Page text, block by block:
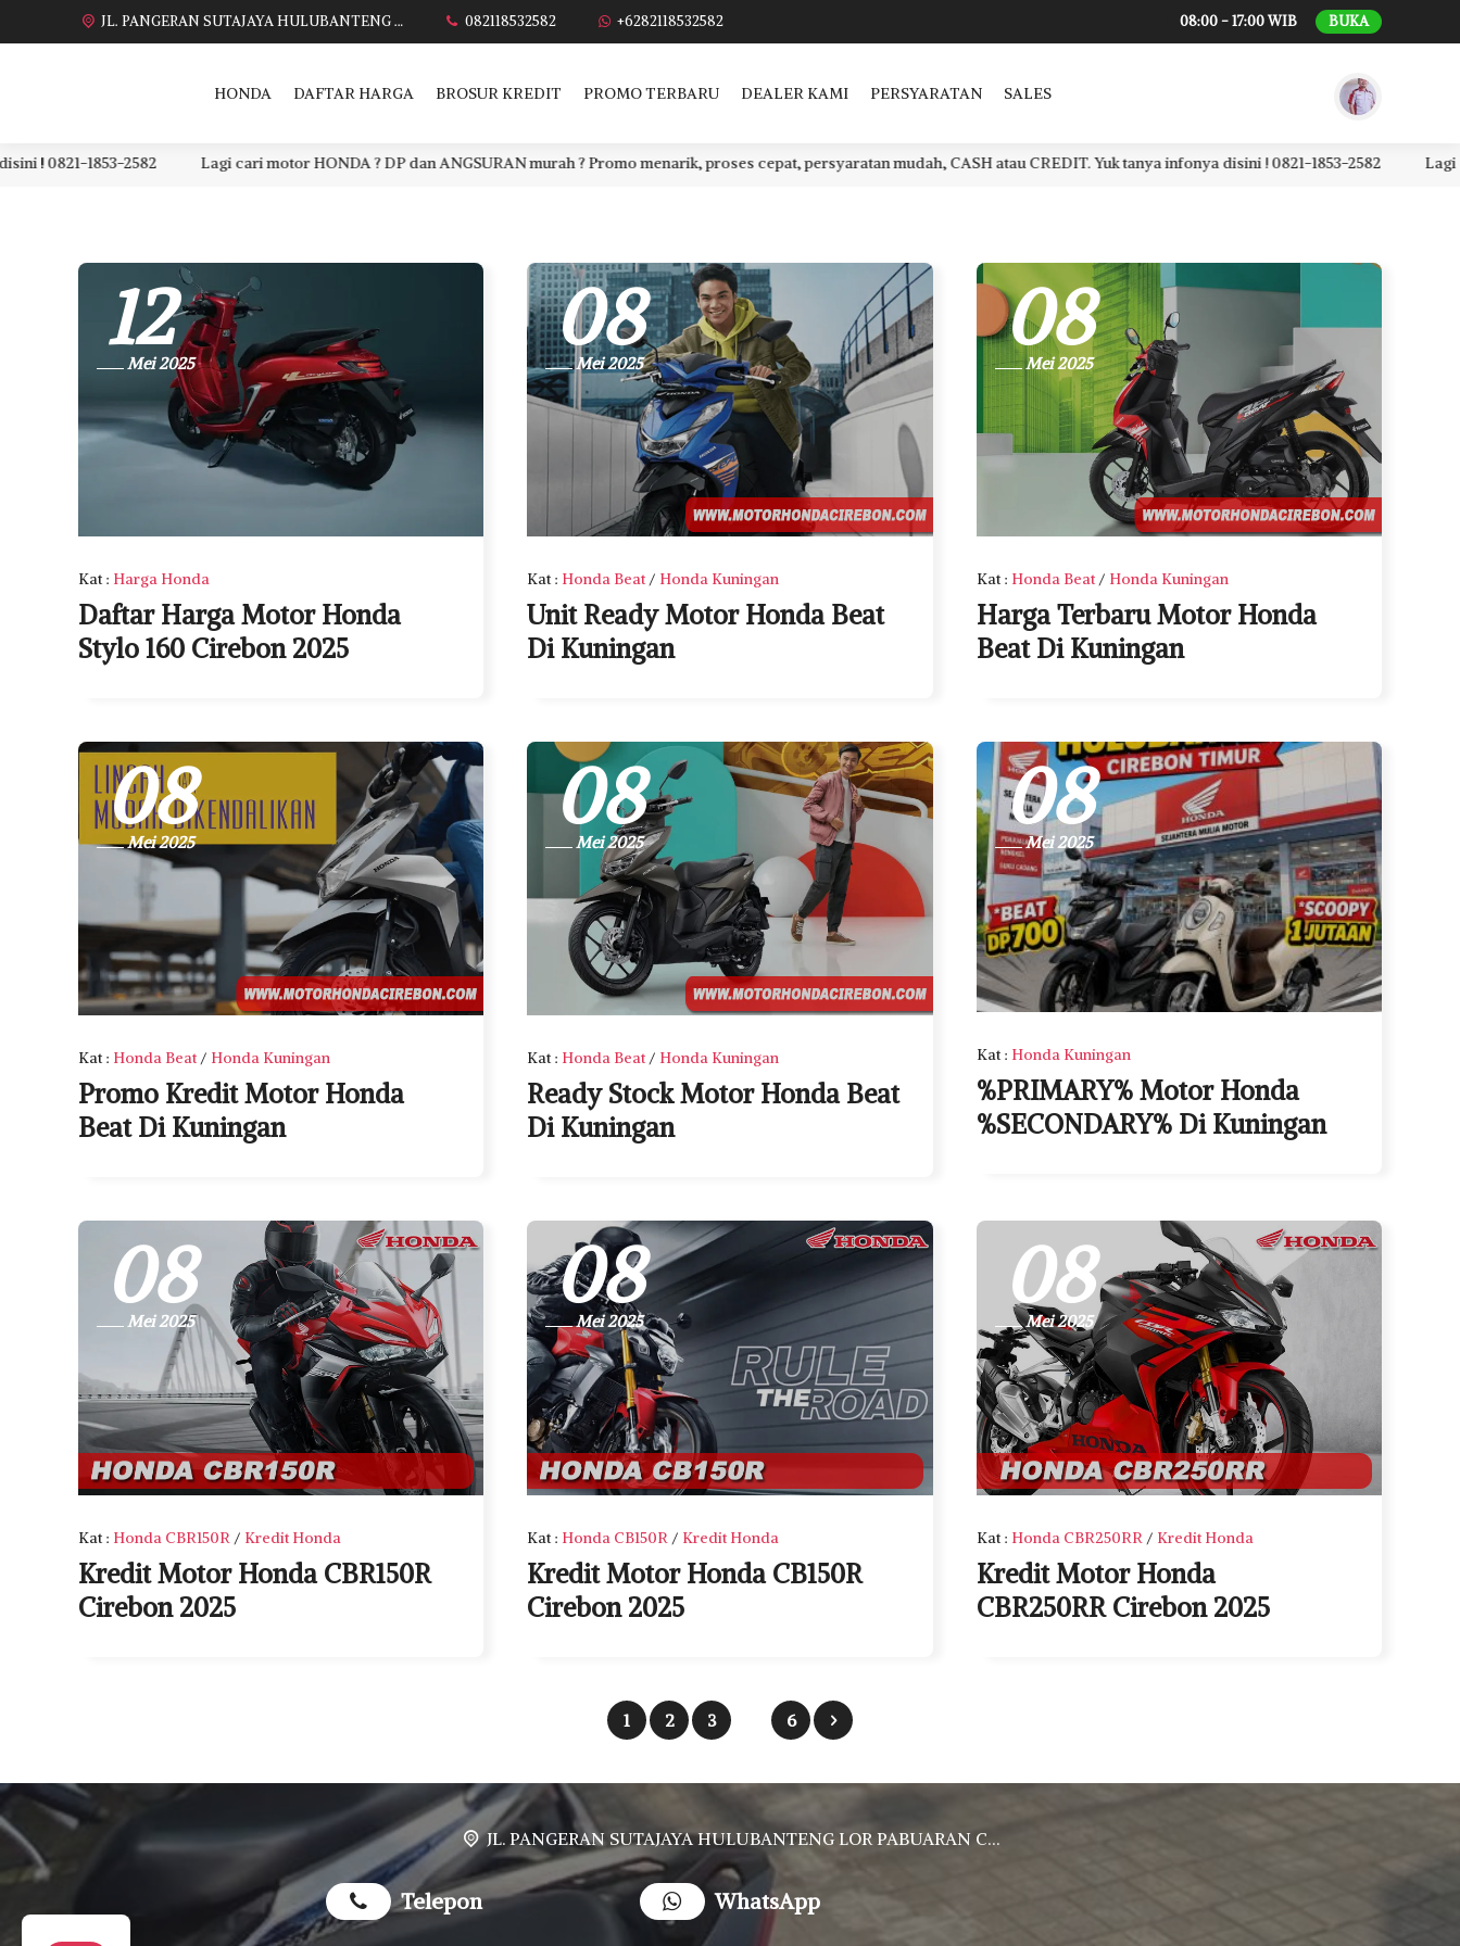
JL. PANGERAN SUTAJAYA HULUBANTENG LOR PABUARAN CIREBON TIMUR, Ds. Babakan gebang cirebon Gebang udik cirebon Ciledug cirebon Karang wareng cirebon 082118532582 +6282118532582 08:00 - 17:00 WIB BUKA
HONDA DAFTAR HARGA BROSUR KREDIT PROMO TERBARU DEALER KAMI PERSYARATAN SALES
2582 Lagi cari motor HONDA ? DP dan ANGSURAN murah ? Promo menarik, proses cepat, persyaratan mudah, CASH atau CREDIT. Yuk tanya infonya disini ! 0821-1853-2582 Lagi cari motor
12
Mei 2025
Kat : Harga Honda
Daftar Harga Motor Honda
Stylo 160 Cirebon 2025
08
Mei 2025
Kat : Honda Beat / Honda Kuningan
Unit Ready Motor Honda Beat
Di Kuningan
08
Mei 2025
Kat: Honda Beat/ Honda Kuningan
Harga Terbaru Motor Honda
Beat Di Kuningan
08
Mei 2025
Kat : Honda Beat / Honda Kuningan
Promo Kredit Motor Honda
Beat Di Kuningan
08
Mei 2025
Kat : Honda Beat / Honda Kuningan
Ready Stock Motor Honda Beat
Di Kuningan
08
Mei 2025
Kat: Honda Kuningan
%PRIMARY% Motor Honda
%SECONDARY% Di Kuningan
08
Mei 2025
Kat : Honda CBR150R / Kredit Honda
Kredit Motor Honda CBR150R
Cirebon 2025
08
Mei 2025
Kat : Honda CB150R / Kredit Honda
Kredit Motor Honda CB150R
Cirebon 2025
08
Mei 2025
Kat: Honda CBR250RR/ Kredit Honda
Kredit Motor Honda
CBR250RR Cirebon 2025
1 2 3 6
JL. PANGERAN SUTAJAYA HULUBANTENG LOR PABUARAN CIREBON TIMUR, Ds. Babakan gebang cirebon Gebang udik cirebon Ciledug cirebon Karang wareng cirebon
Telepon WhatsApp